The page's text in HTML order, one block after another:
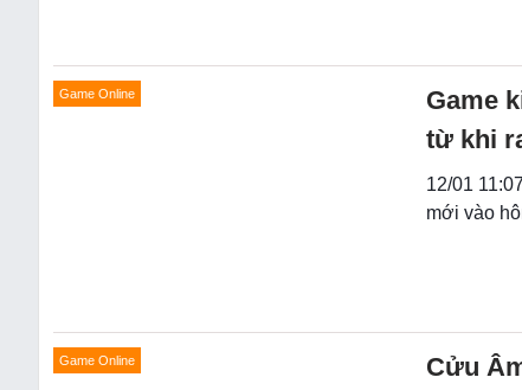
Game Online
Game
từ khi
12/01
mới vào
Game Online
Cửu